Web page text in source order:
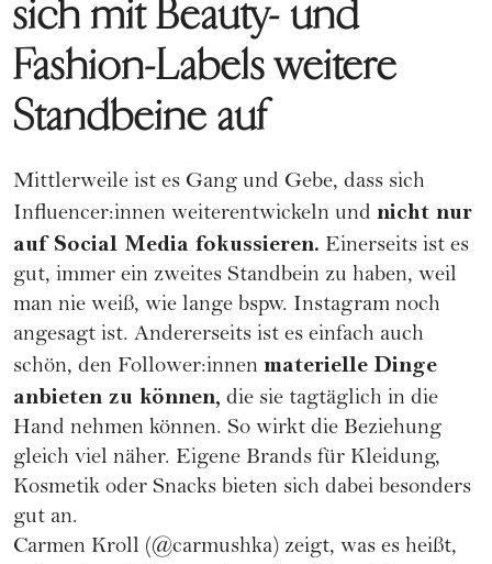
sich mit Beauty- und
Fashion-Labels weitere
Standbeine auf
Mittlerweile ist es Gang und Gebe, dass sich
Influencer:innen weiterentwickeln und nicht nur
auf Social Media fokussieren. Einerseits ist es
gut, immer ein zweites Standbein zu haben, weil
man nie weiß, wie lange bspw. Instagram noch
angesagt ist. Andererseits ist es einfach auch
schön, den Follower:innen materielle Dinge
anbieten zu können, die sie tagtäglich in die
Hand nehmen können. So wirkt die Beziehung
gleich viel näher. Eigene Brands für Kleidung,
Kosmetik oder Snacks bieten sich dabei besonders
gut an.
Carmen Kroll (@carmushka) zeigt, was es heißt,